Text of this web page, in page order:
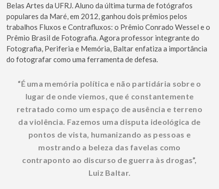
Belas Artes da UFRJ. Aluno da última turma de fotógrafos
populares da Maré, em 2012, ganhou dois prêmios pelos
trabalhos Fluxos e Contrafluxos: o Prêmio Conrado Wessel e o
Prêmio Brasil de Fotografia. Agora professor integrante do
Fotografia, Periferia e Memória, Baltar enfatiza a importância
do fotografar como uma ferramenta de defesa.
“É uma memória política e não partidária sobre o
lugar de onde viemos, que é constantemente
retratado como um espaço de ausência e terreno
da violência. Fazemos uma disputa ideológica de
pontos de vista, humanizando as pessoas e
mostrando a beleza das favelas como
contraponto ao discurso de guerra às drogas”,
Luiz Baltar.